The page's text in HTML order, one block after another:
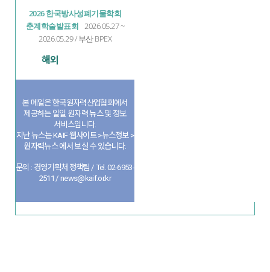
2026 한국방사성폐기물학회
춘계학술발표회 2026.05.27 ~
2026.05.29 / 부산 BPEX
해외
본 메일은 한국원자력산업협회에서
제공하는 일일 원자력 뉴스 및 정보
서비스입니다.
지난 뉴스는 KAIF 웹사이트 >뉴스정보 >
원자력뉴스 에서 보실 수 있습니다.
문의 : 경영기획처 정책팀 / Tel. 02-6953-
2511 / news@kaif.or.kr